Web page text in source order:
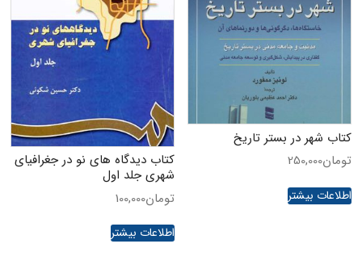
کتاب شهر در بستر تاریخ
تومان250,000
اطلاعات بیشتر
کتاب دیدگاه های نو در جغرافیای
شهری جلد اول
تومان100,000
اطلاعات بیشتر